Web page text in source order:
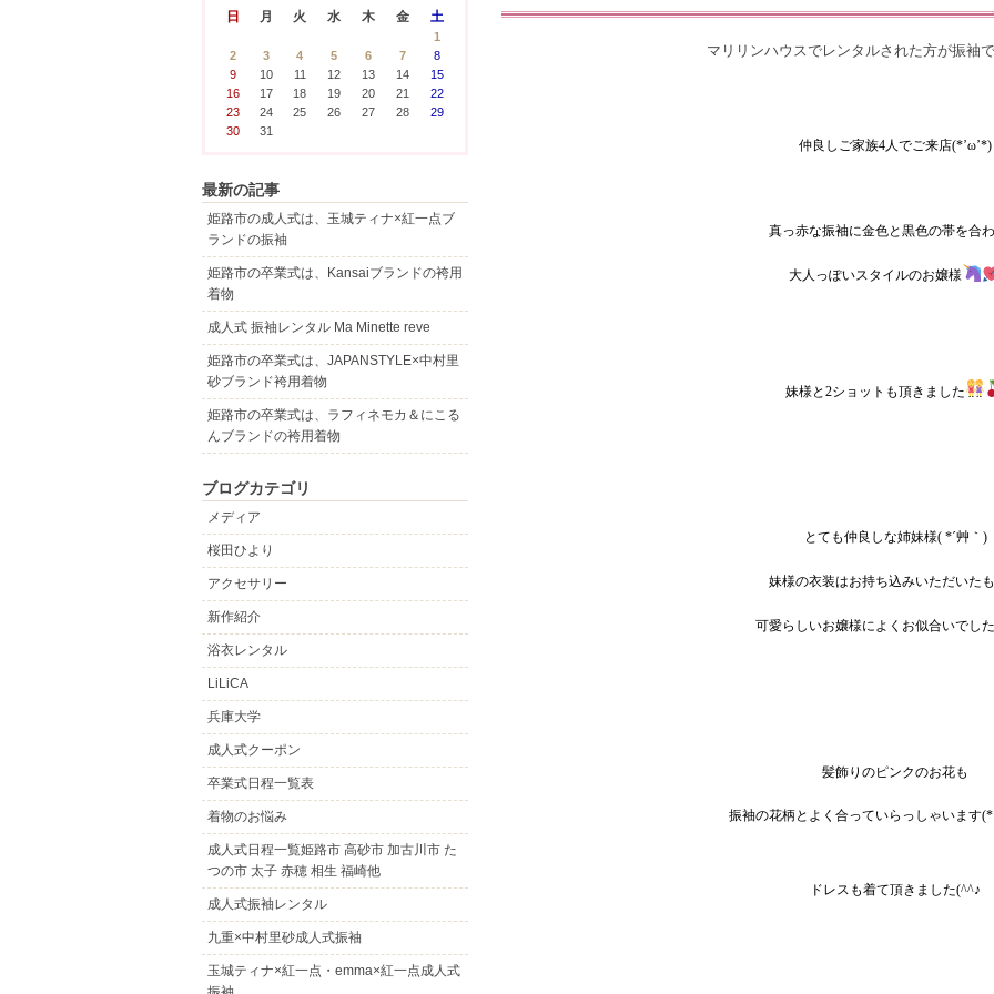
マリリンハウスでレンタルされた方が振袖
仲良しご家族4人でご来店(*’ω’*)
真っ赤な振袖に金色と黒色の帯を合
大人っぽいスタイルのお嬢様
妹様と2ショットも頂きました
とても仲良しな姉妹様( *´艸｀)
妹様の衣装はお持ち込みいただいた
可愛らしいお嬢様によくお似合いでした
髪飾りのピンクのお花も
振袖の花柄とよく合っていらっしゃいます
ドレスも着て頂きました(^^♪
日 月 火 水 木 金 土
1
2
3 4 5 6 7
8
9
10 11 12 13 14
15
16
17 18 19 20 21
22
23
24 25 26 27 28
29
30
31
最新の記事
姫路市の成人式は、玉城ティナ×紅一点ブ
ランドの振袖
姫路市の卒業式は、Kansaiブランドの袴用
着物
成人式 振袖レンタル Ma Minette reve
姫路市の卒業式は、JAPANSTYLE×中村里
砂ブランド袴用着物
姫路市の卒業式は、ラフィネモカ＆にこる
んブランドの袴用着物
ブログカテゴリ
メディア
桜田ひより
アクセサリー
新作紹介
浴衣レンタル
LiLiCA
兵庫大学
成人式クーポン
卒業式日程一覧表
着物のお悩み
成人式日程一覧姫路市 高砂市 加古川市 た
つの市 太子 赤穂 相生 福崎他
成人式振袖レンタル
九重×中村里砂成人式振袖
玉城ティナ×紅一点・emma×紅一点成人式